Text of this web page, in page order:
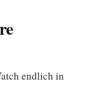
endlich in